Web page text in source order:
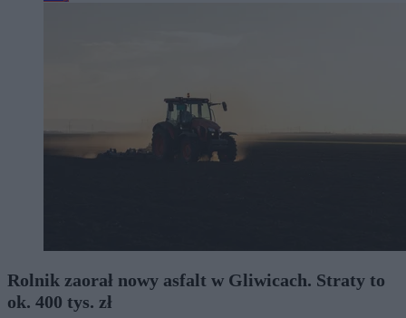
Rolnik zaorał nowy asfalt w Gliwicach. Straty to
ok. 400 tys. zł